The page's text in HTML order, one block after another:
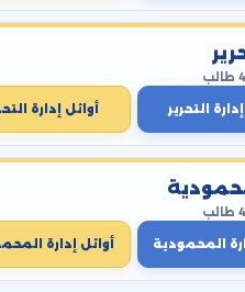
التحرير أوائل إدارة
المحمودية أوائل إدارة